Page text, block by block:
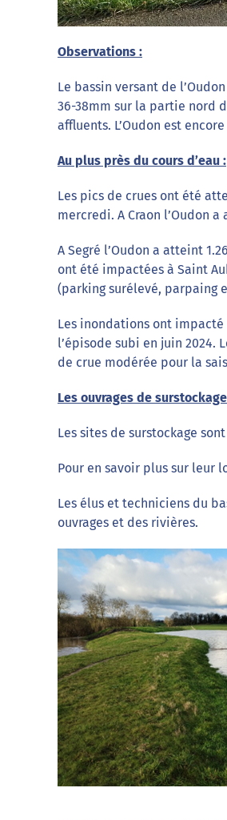
Observations :
Le bassin versant de
36-38mm sur la partie nord
affluents. L’Oudon est
Au plus près du cours d’eau :
Les pics de crues ont été
mercredi. A Craon l’Oudon
A Segré l’Oudon a atteint
ont été impactées à Saint
(parking surélevé, parpaing
Les inondations ont impacté
l’épisode subi en juin 2024.
de crue modérée pour la
Les ouvrages de
Les sites de surstockage
Pour en savoir plus sur leur
Les élus et techniciens du
ouvrages et des rivières.